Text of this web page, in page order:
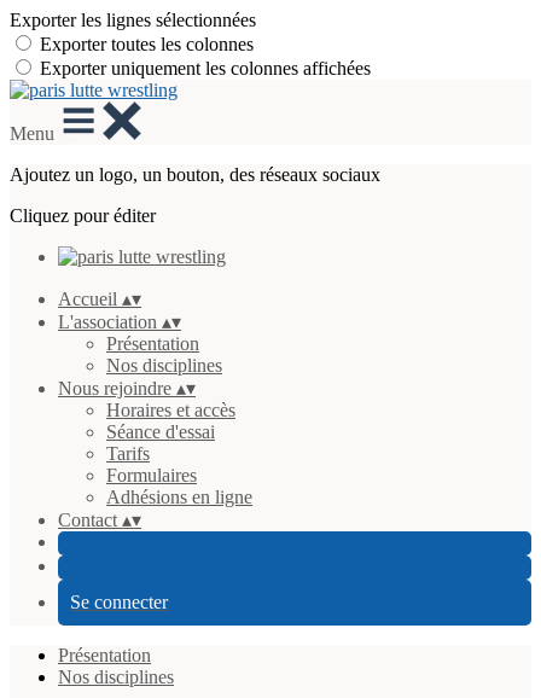
Exporter les lignes sélectionnées
Exporter toutes les colonnes
Exporter uniquement les colonnes affichées
Menu
Ajoutez un logo, un bouton, des réseaux sociaux
Cliquez pour éditer
Accueil ▴▾
L'association ▴▾
Présentation
Nos disciplines
Nous rejoindre ▴▾
Horaires et accès
Séance d'essai
Tarifs
Formulaires
Adhésions en ligne
Contact ▴▾
Se connecter
Présentation
Nos disciplines